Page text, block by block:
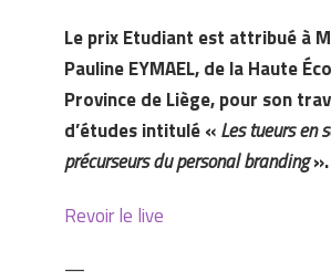
Le prix Etudiant est attribué à M
Pauline EYMAEL, de la Haute
Province de Liège, pour son
d’études intitulé «Les tueurs en
précurseurs du personal branding».
Revoir le live